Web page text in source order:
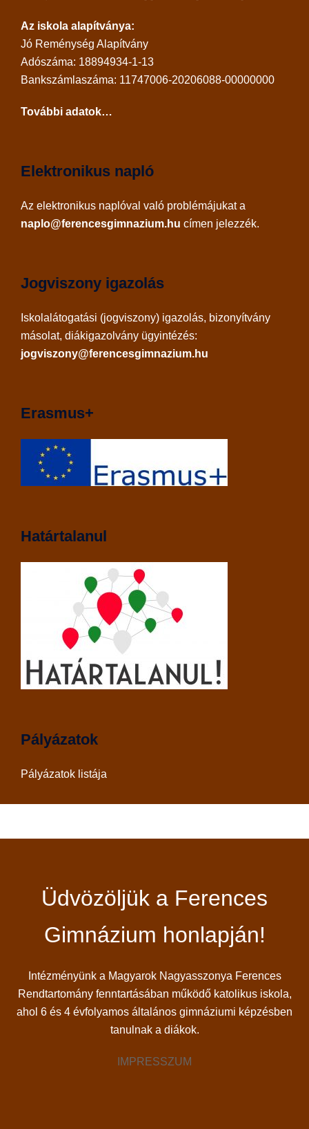
Az iskola alapítványa:
Jó Reménység Alapítvány
Adószáma: 18894934-1-13
Bankszámlaszáma: 11747006-20206088-00000000
További adatok…
Elektronikus napló
Az elektronikus naplóval való problémájukat a
naplo@ferencesgimnazium.hu címen jelezzék.
Jogviszony igazolás
Iskolalátogatási (jogviszony) igazolás, bizonyítvány
másolat, diákigazolvány ügyintézés:
jogviszony@ferencesgimnazium.hu
Erasmus+
Határtalanul
Pályázatok
Pályázatok listája
Üdvözöljük a Ferences
Gimnázium honlapján!
Intézményünk a Magyarok Nagyasszonya Ferences
Rendtartomány fenntartásában működő katolikus iskola,
ahol 6 és 4 évfolyamos általános gimnáziumi képzésben
tanulnak a diákok.
IMPRESSZUM